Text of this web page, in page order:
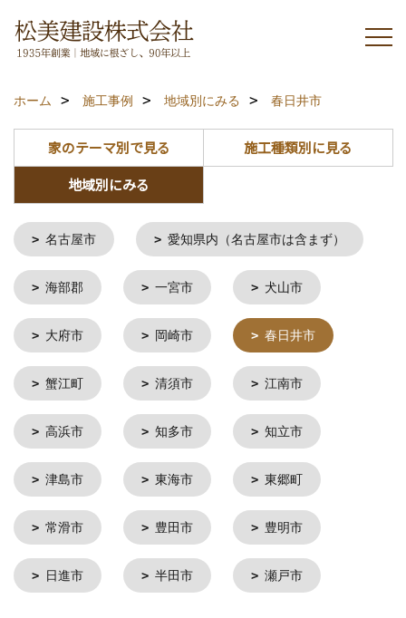
ホーム 施工事例 地域別にみる 春日井市
家のテーマ別で見る
施工種類別に見る
地域別にみる
名古屋市 愛知県内（名古屋市は含まず）
海部郡 一宮市 犬山市
大府市 岡崎市 春日井市
蟹江町 清須市 江南市
高浜市 知多市 知立市
津島市 東海市 東郷町
常滑市 豊田市 豊明市
日進市 半田市 瀬戸市